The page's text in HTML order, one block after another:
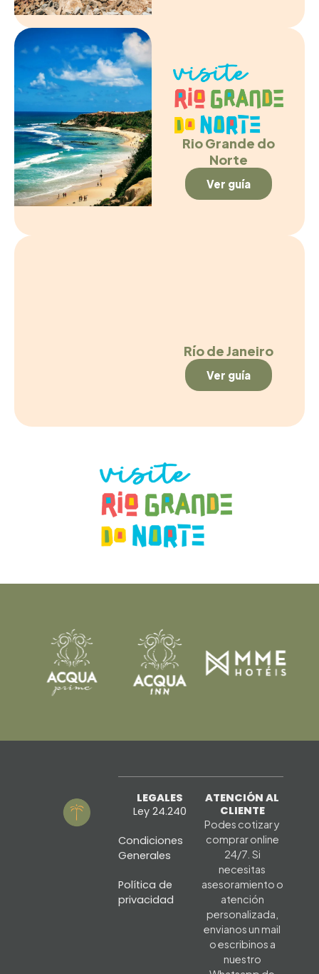
Rio Grande do
Norte
Ver guía
Río de Janeiro
Ver guía
LEGALES
Ley 24.240
Condiciones
Generales
Política de
privacidad
ATENCIÓN AL
CLIENTE
Podes cotizar y
comprar online
24/7. Si
necesitas
asesoramiento o
atención
personalizada,
envianos un mail
o escribinos a
nuestro